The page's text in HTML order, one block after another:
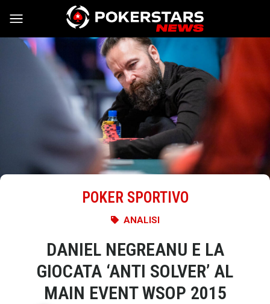
Vai al contenuto
POKER SPORTIVO
ANALISI
DANIEL NEGREANU E LA
GIOCATA ‘ANTI SOLVER’ AL
MAIN EVENT WSOP 2015